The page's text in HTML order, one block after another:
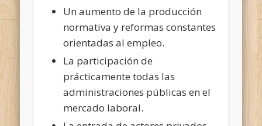
Un aumento de la producción
normativa y reformas constantes
orientadas al empleo.
La participación de
prácticamente todas las
administraciones públicas en el
mercado laboral.